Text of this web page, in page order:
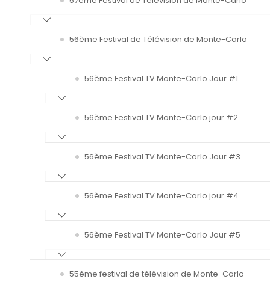
56ème Festival de Télévision de Monte-Carlo
56ème Festival TV Monte-Carlo Jour #1
56ème Festival TV Monte-Carlo jour #2
56ème Festival TV Monte-Carlo Jour #3
56ème Festival TV Monte-Carlo jour #4
56ème Festival TV Monte-Carlo Jour #5
55ème festival de télévision de Monte-Carlo